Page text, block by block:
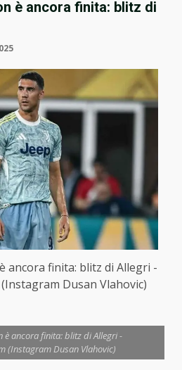
è ancora finita: blitz di
ancora finita: blitz di Allegri -
Dusan Vlahovic)
è ancora finita: blitz di Allegri -
(Instagram Dusan Vlahovic)